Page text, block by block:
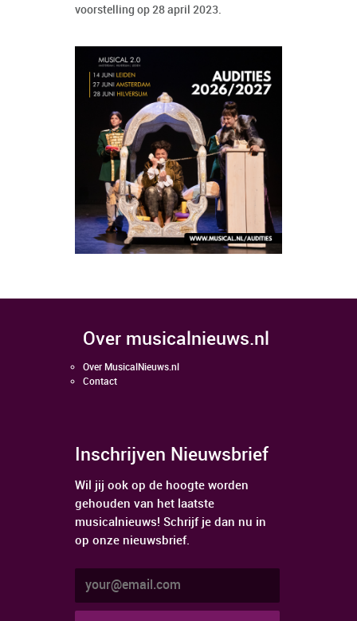
voorstelling op 28 april 2023.
over musicalnieuws.nl
Over MusicalNieuws.nl
Contact
Inschrijven Nieuwsbrief
Wil jij ook op de hoogte worden
gehouden van het laatste
musicalnieuws! Schrijf je dan nu in
op onze nieuwsbrief.